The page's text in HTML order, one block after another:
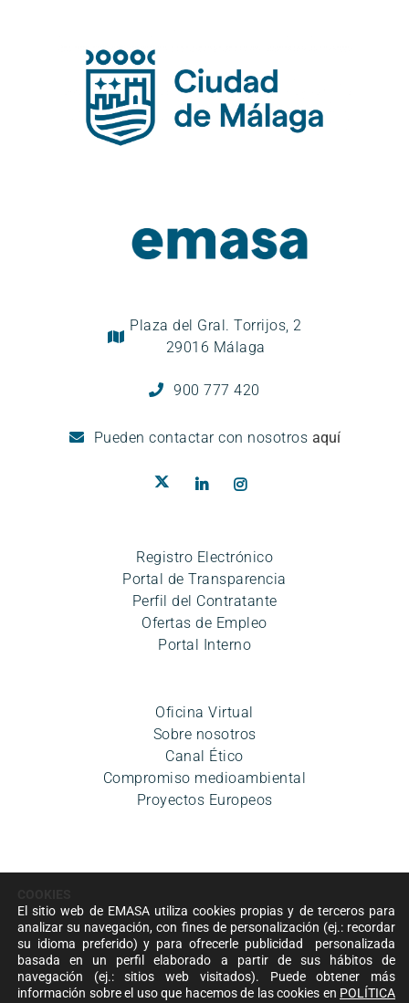
Plaza del Gral. Torrijos, 2
29016 Málaga
900 777 420
Pueden contactar con nosotros aquí
Registro Electrónico
Portal de Transparencia
Perfil del Contratante
Ofertas de Empleo
Portal Interno
Oficina Virtual
Sobre nosotros
Canal Ético
Compromiso medioambiental
Proyectos Europeos
Aviso legal|Política de privacidad|Condiciones de uso|
Accesibilidad|Política de cookies| Mapa del sitio|
Política de Seguridad de la información
El sitio web de EMASA utiliza cookies propias y de terceros para
analizar su navegación, con fines de personalización (ej.: recordar
su idioma preferido) y para ofrecerle publicidad personalizada
basada en un perfil elaborado a partir de sus hábitos de
navegación (ej.: sitios web visitados). Puede obtener más
información sobre el uso que hacemos de las cookies en POLÍTICA